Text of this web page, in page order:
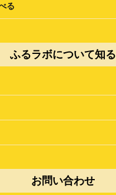
る
ふるラボについて知る
お問い合わせ